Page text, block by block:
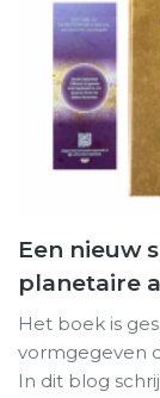
Een nieuw
planetaire
Het boek is
vormgegeven
In dit blog